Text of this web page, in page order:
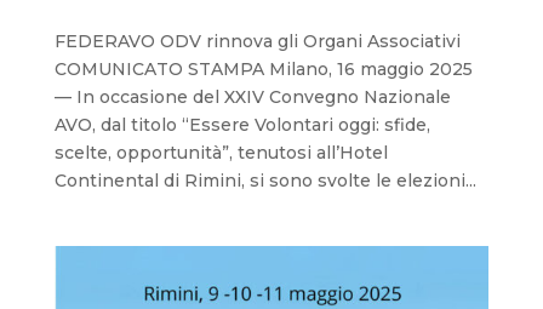
FEDERAVO ODV rinnova gli Organi Associativi
COMUNICATO STAMPA Milano, 16 maggio 2025
— In occasione del XXIV Convegno Nazionale
AVO, dal titolo “Essere Volontari oggi: sfide,
scelte, opportunità”, tenutosi all’Hotel
Continental di Rimini, si sono svolte le elezioni...